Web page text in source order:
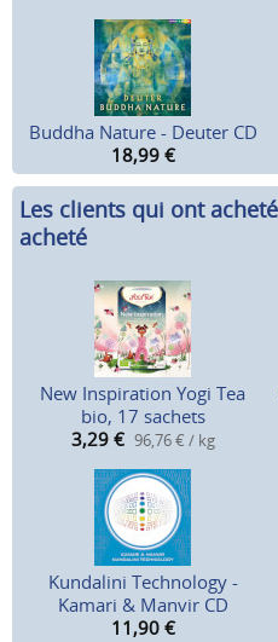
Buddha Nature - Deuter CD
18,99 €
Les clients qui ont
acheté
New Inspiration Yogi Tea
bio, 17 sachets
3,29 € 96,76 € / kg
Kundalini Technology -
Kamari & Manvir CD
11,90 €